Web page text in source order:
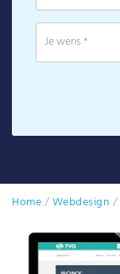
Home/Webdesign /